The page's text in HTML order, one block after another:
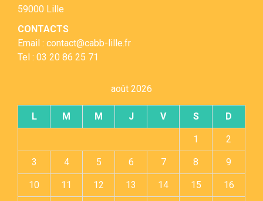
59000 Lille
CONTACTS
Email : contact@cabb-lille.fr
Tel : 03 20 86 25 71
août 2026
L M M J V S D
1 2
3 4 5 6 7 8 9
10 11 12 13 14 15 16